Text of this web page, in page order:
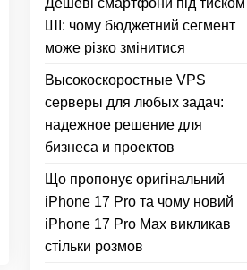
Дешеві смартфони під тиском
ШІ: чому бюджетний сегмент
може різко змінитися
Высокоскоростные VPS
серверы для любых задач:
надежное решение для
бизнеса и проектов
Що пропонує оригінальний
iPhone 17 Pro та чому новий
iPhone 17 Pro Max викликав
стільки розмов